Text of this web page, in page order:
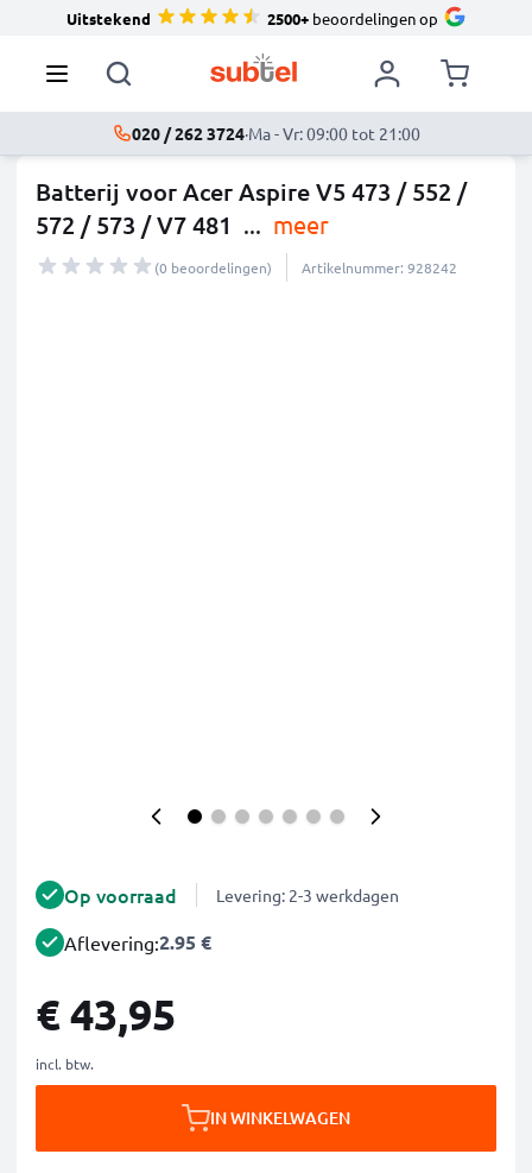
Uitstekend 2500+beoordelingen op
020 / 262 3724·Ma - Vr: 09:00 tot 21:00
Batterij voor Acer Aspire V5 473 / 552 /
572 / 573 / V7 481 ... meer
(0 beoordelingen) Artikelnummer: 928242
Op voorraad Levering: 2-3 werkdagen
Aflevering:2.95 €
€ 43,95
incl. btw.
IN WINKELWAGEN